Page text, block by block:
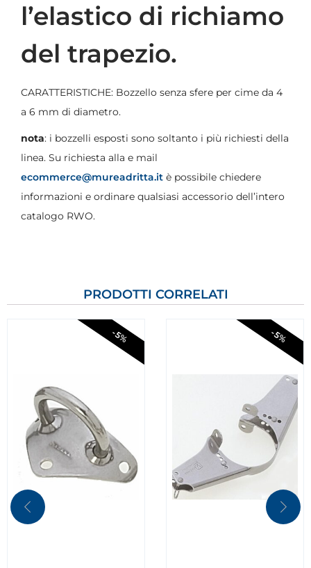
l’elastico di richiamo
del trapezio.
CARATTERISTICHE: Bozzello senza sfere per cime da 4
a 6 mm di diametro.
nota: i bozzelli esposti sono soltanto i più richiesti della
linea. Su richiesta alla e mail
ecommerce@mureadritta.it è possibile chiedere
informazioni e ordinare qualsiasi accessorio dell’intero
catalogo RWO.
PRODOTTI CORRELATI
-5% -5%